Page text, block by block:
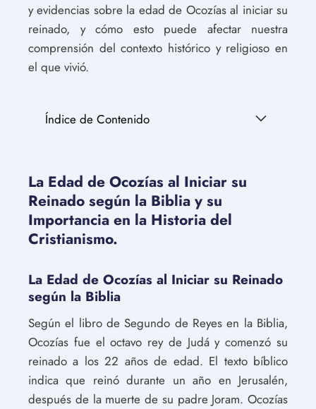
y evidencias sobre la edad de Ocozías al iniciar su
reinado, y cómo esto puede afectar nuestra
comprensión del contexto histórico y religioso en
el que vivió.
Índice de Contenido
La Edad de Ocozías al Iniciar su
Reinado según la Biblia y su
Importancia en la Historia del
Cristianismo.
La Edad de Ocozías al Iniciar su Reinado
según la Biblia
Según el libro de Segundo de Reyes en la Biblia,
Ocozías fue el octavo rey de Judá y comenzó su
reinado a los 22 años de edad. El texto bíblico
indica que reinó durante un año en Jerusalén,
después de la muerte de su padre Joram. Ocozías